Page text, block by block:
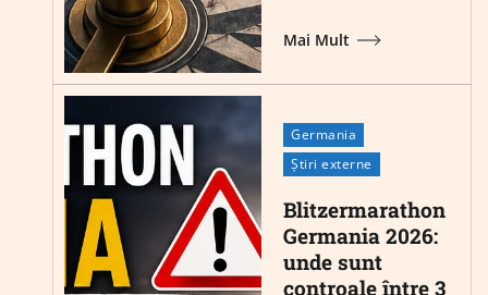
Mai Mult
Germania
Știri externe
Blitzermarathon
Germania 2026:
unde sunt
controale între 3